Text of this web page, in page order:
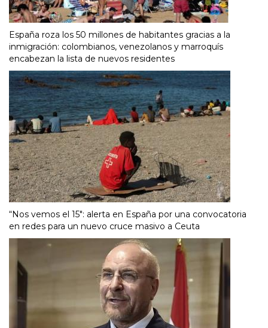
España roza los 50 millones de habitantes gracias a la
inmigración: colombianos, venezolanos y marroquís
encabezan la lista de nuevos residentes
“Nos vemos el 15″: alerta en España por una convocatoria
en redes para un nuevo cruce masivo a Ceuta